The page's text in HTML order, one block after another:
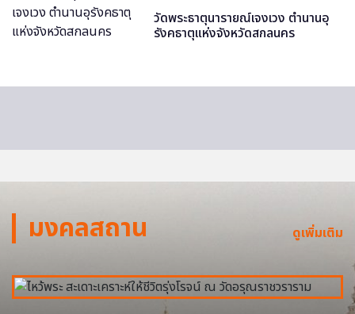
วัดพระธาตุนารายณ์เจงเวง ตำนานอุ
รังคธาตุแห่งจังหวัดสกลนคร
มงคลสถาน ดูเพิ่มเติม